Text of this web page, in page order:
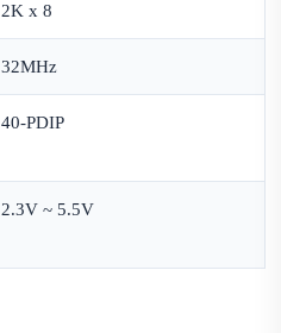
2K x 8
32MHz
40-PDIP
2.3V ~ 5.5V